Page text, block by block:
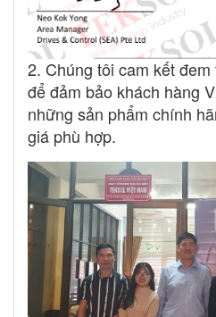
2. Chúng tôi cam kết
để đảm bảo khách hàng
những sản phẩm chính
giá phù hợp.